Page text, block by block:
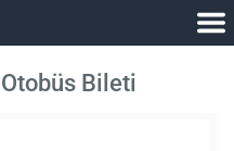
Bileti